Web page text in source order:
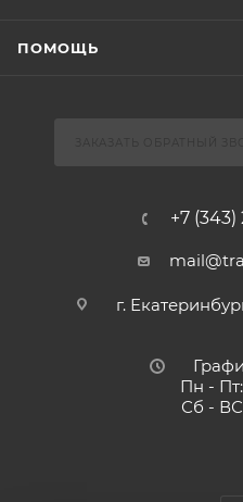
ПОМОЩЬ
+7
г.
Пн -
Сб -